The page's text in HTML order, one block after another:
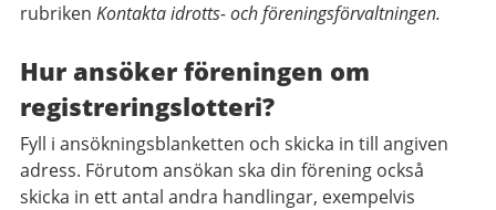
rubriken Kontakta idrotts- och föreningsförvaltningen.
Hur ansöker föreningen om
registreringslotteri?
Fyll i ansökningsblanketten och skicka in till angiven
adress. Förutom ansökan ska din förening också
skicka in ett antal andra handlingar, exempelvis